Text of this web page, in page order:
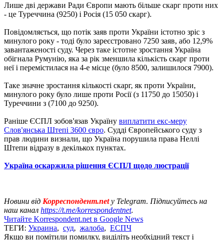
Лише дві держави Ради Європи мають більше скарг проти них
- це Туреччина (9250) і Росія (15 050 скарг).
Повідомляється, що потік заяв проти України істотно зріс з
минулого року - тоді було зареєстровано 7250 заяв, або 12,9%
завантаженості суду. Через таке істотне зростання Україна
обігнала Румунію, яка за рік зменшила кількість скарг проти
неї і перемістилася на 4-е місце (було 8500, залишилося 7900).
Таке значне зростання кількості скарг, як проти України,
минулого року було лише проти Росії (з 11750 до 15050) і
Туреччини з (7100 до 9250).
Раніше ЄСПЛ зобов'язав Україну виплатити екс-меру
Слов'янська Штепі 3600 євро. Судді Європейського суду з
прав людини визнали, що Україна порушила права Неллі
Штепи відразу в декількох пунктах.
Україна оскаржила рішення ЄСПЛ щодо люстрації
Новини від Корреспондент.net у Telegram. Підписуйтесь на
наш канал https://t.me/korrespondentnet.
Читайте Korrespondent.net в Google News
ТЕГИ: Украина, суд, жалоба, ЕСПЧ
Якщо ви помітили помилку, виділіть необхідний текст і